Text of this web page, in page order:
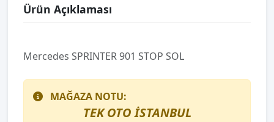
Ürün Açıklaması
Mercedes SPRINTER 901 STOP SOL
MAĞAZA NOTU:
TEK OTO İSTANBUL